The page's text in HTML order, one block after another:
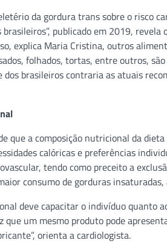
da gordura trans sobre o risco
publicado em 2019,
explica Maria Cristina, outros
folhados, tortas, entre outros,
brasileiros contraria as atuais
que a composição nutricional da
calóricas e preferências
tendo como preceito a
consumo de gorduras
deve capacitar o indivíduo quanto
que um mesmo produto pode
orienta a cardiologista.